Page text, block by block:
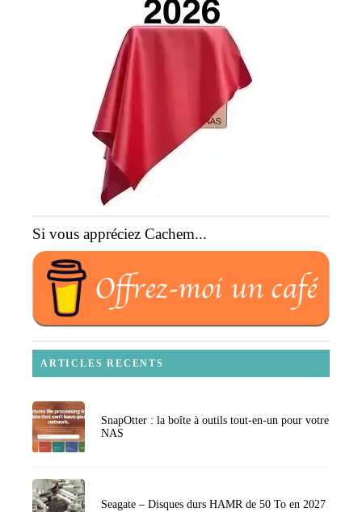
Si vous appréciez Cachem...
ARTICLES RECENTS
SnapOtter : la boîte à outils tout-en-un pour votre
NAS
Seagate – Disques durs HAMR de 50 To en 2027